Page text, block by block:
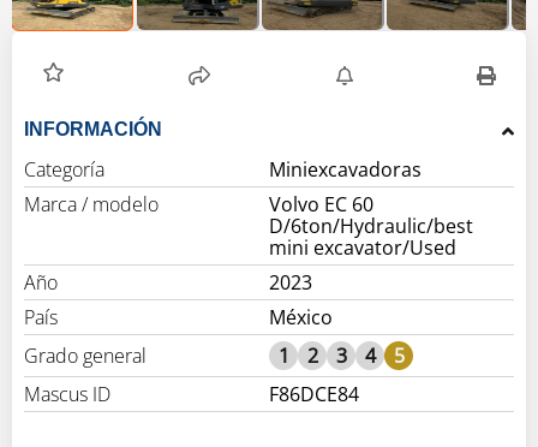
INFORMACIÓN
Categoría
Miniexcavadoras
Marca / modelo
Volvo EC 60
D/6ton/Hydraulic/best
mini excavator/Used
Año
2023
País
México
Grado general
1 2 3 4
5
Mascus ID
F86DCE84